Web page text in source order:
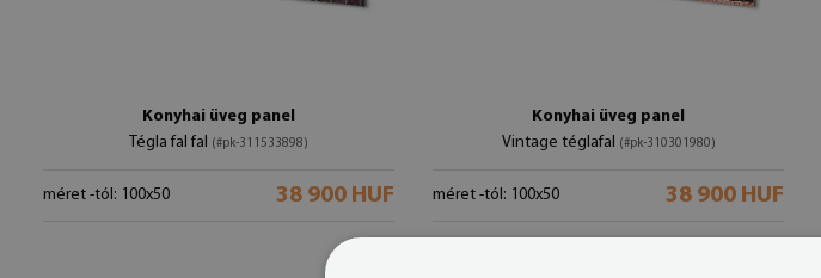
Konyhai üveg panel
Tégla fal fal (#pk-311533898)
méret -tól: 100x50 38 900 HUF
Konyhai üveg panel
Vintage téglafal (#pk-310301980)
méret -tól: 100x50 38 900 HUF